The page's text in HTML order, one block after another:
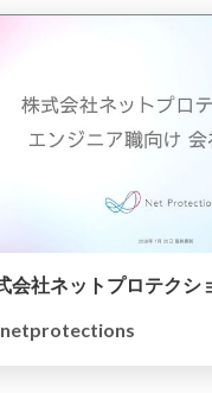
netprotections